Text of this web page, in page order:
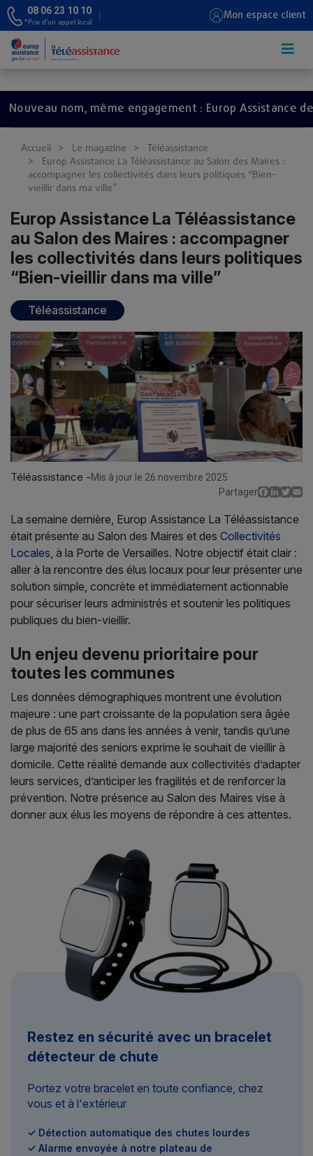
08 06 23 10 10
*Prix d’un appel local Mon espace client
nom, même engagement : Europ Assistance
Accueil Le magazine
Téléassistance
Europ Assistance La Téléassistance au Salon des Maires :
accompagner les collectivités dans leurs politiques “Bien-
vieillir dans ma ville”
Europ Assistance La Téléassistance
au Salon des Maires : accompagner
les collectivités dans leurs politiques
“Bien-vieillir dans ma ville”
Téléassistance
Téléassistance -Mis à jour le 26 novembre 2025
Partager
La semaine dernière, Europ Assistance La Téléassistance
était présente au Salon des Maires et des Collectivités
Locales , à la Porte de Versailles. Notre objectif était clair :
aller à la rencontre des élus locaux pour leur présenter une
solution simple, concrète et immédiatement actionnable
pour sécuriser leurs administrés et soutenir les politiques
publiques du bien-vieillir.
Un enjeu devenu prioritaire pour
toutes les communes
Les données démographiques montrent une évolution
majeure : une part croissante de la population sera âgée
de plus de 65 ans dans les années à venir, tandis qu’une
large majorité des seniors exprime le souhait de vieillir à
domicile. Cette réalité demande aux collectivités d’adapter
leurs services, d’anticiper les fragilités et de renforcer la
prévention. Notre présence au Salon des Maires vise à
donner aux élus les moyens de répondre à ces attentes.
Restez en sécurité avec un bracelet
détecteur de chute
Portez votre bracelet en toute confiance, chez
vous et à l'extérieur
✓ Détection automatique des chutes lourdes
✓ Alarme envoyée à notre plateau de